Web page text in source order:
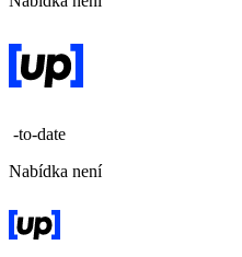
-to-date
Nabídka není